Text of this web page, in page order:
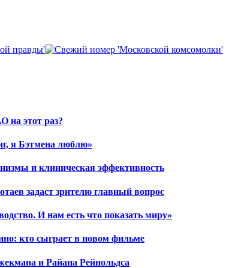
на этот раз?
я Бэтмена люблю»
и клиническая эффективность
задаст зрителю главный вопрос
И нам есть что показать миру»
кто сыграет в новом фильме
и Райана Рейнольдса